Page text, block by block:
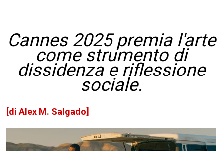
Cannes 2025 premia l'arte
come strumento di
dissidenza e riflessione
sociale.
[di Alex M. Salgado]